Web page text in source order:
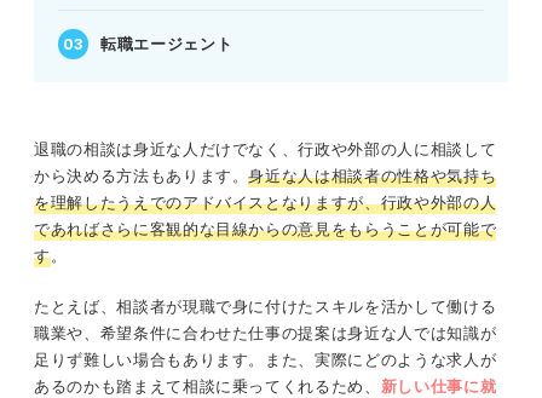
転職エージェント
退職の相談は身近な人だけでなく、行政や外部の人に相談して
から決める方法もあります。身近な人は相談者の性格や気持ち
を理解したうえでのアドバイスとなりますが、行政や外部の人
であればさらに客観的な目線からの意見をもらうことが可能で
す。
たとえば、相談者が現職で身に付けたスキルを活かして働ける
職業や、希望条件に合わせた仕事の提案は身近な人では知識が
足りず難しい場合もあります。また、実際にどのような求人が
あるのかも踏まえて相談に乗ってくれるため、 新しい仕事に就